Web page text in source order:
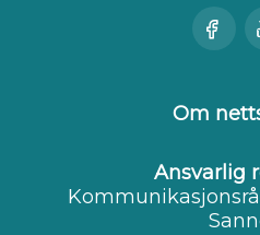
Besøk
Om
Ansvarlig